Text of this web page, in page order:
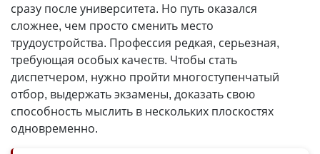
сразу после университета. Но путь оказался
сложнее, чем просто сменить место
трудоустройства. Профессия редкая, серьезная,
требующая особых качеств. Чтобы стать
диспетчером, нужно пройти многоступенчатый
отбор, выдержать экзамены, доказать свою
способность мыслить в нескольких плоскостях
одновременно.